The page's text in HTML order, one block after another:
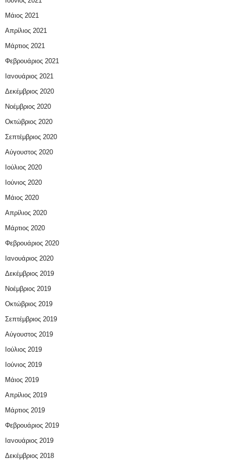
Μάιος 2021
Απρίλιος 2021
Μάρτιος 2021
Φεβρουάριος 2021
Ιανουάριος 2021
Δεκέμβριος 2020
Νοέμβριος 2020
Οκτώβριος 2020
Σεπτέμβριος 2020
Αύγουστος 2020
Ιούλιος 2020
Ιούνιος 2020
Μάιος 2020
Απρίλιος 2020
Μάρτιος 2020
Φεβρουάριος 2020
Ιανουάριος 2020
Δεκέμβριος 2019
Νοέμβριος 2019
Οκτώβριος 2019
Σεπτέμβριος 2019
Αύγουστος 2019
Ιούλιος 2019
Ιούνιος 2019
Μάιος 2019
Απρίλιος 2019
Μάρτιος 2019
Φεβρουάριος 2019
Ιανουάριος 2019
Δεκέμβριος 2018